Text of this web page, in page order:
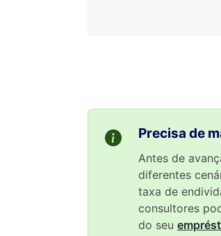
Precisa de
Antes de
diferentes
taxa de
consultores
do seu